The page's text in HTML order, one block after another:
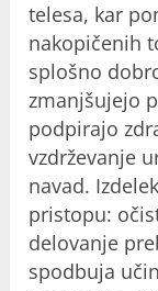
telesa, kar
nakopičenih
splošno
zmanjšujejo
podpirajo
vzdrževanje
navad.
pristopu:
delovanje
spodbuja